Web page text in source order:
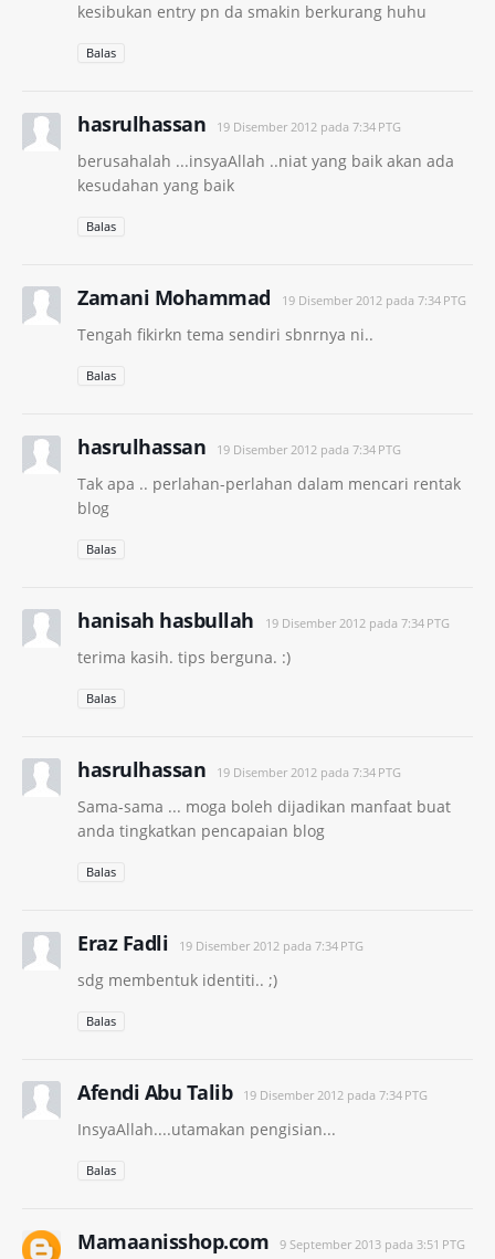
kesibukan entry pn da smakin berkurang huhu
Balas
hasrulhassan 19 Disember 2012 pada 7:34 PTG
berusahalah ...insyaAllah ..niat yang baik akan ada
kesudahan yang baik
Balas
Zamani Mohammad 19 Disember 2012 pada 7:34 PTG
Tengah fikirkn tema sendiri sbnrnya ni..
Balas
hasrulhassan 19 Disember 2012 pada 7:34 PTG
Tak apa .. perlahan-perlahan dalam mencari rentak
blog
Balas
hanisah hasbullah 19 Disember 2012 pada 7:34 PTG
terima kasih. tips berguna. :)
Balas
hasrulhassan 19 Disember 2012 pada 7:34 PTG
Sama-sama ... moga boleh dijadikan manfaat buat
anda tingkatkan pencapaian blog
Balas
Eraz Fadli 19 Disember 2012 pada 7:34 PTG
sdg membentuk identiti.. ;)
Balas
Afendi Abu Talib 19 Disember 2012 pada 7:34 PTG
InsyaAllah....utamakan pengisian...
Balas
Mamaanisshop.com 9 September 2013 pada 3:51 PTG